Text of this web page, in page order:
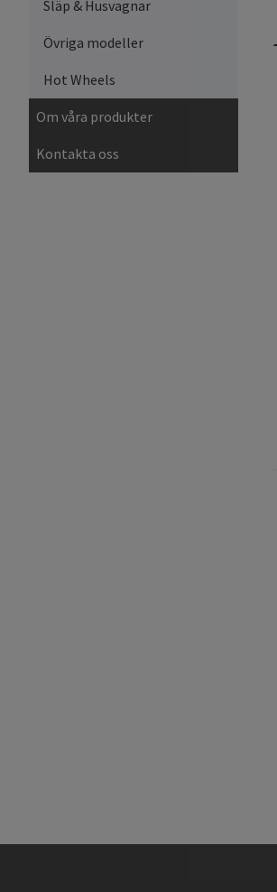
Släp & Husvagnar
Övriga modeller
Hot Wheels
Om våra produkter
Kontakta oss